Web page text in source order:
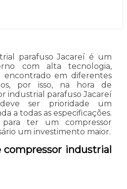
parafuso Jacareí é um
com alta tecnologia,
encontrado em diferentes
por isso, na hora de
industrial parafuso Jacareí
ser prioridade um
a todas as especificações.
ter um compressor
um investimento maior.
compressor industrial